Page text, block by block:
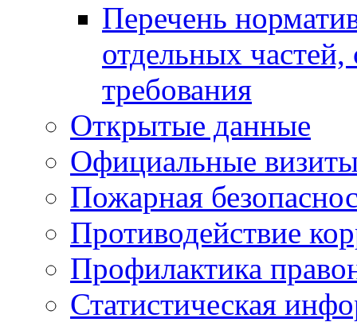
Перечень
отдельных
требования
Открытые данные
Официальные
Пожарная
Противодействие
Профилактика
Статистическая